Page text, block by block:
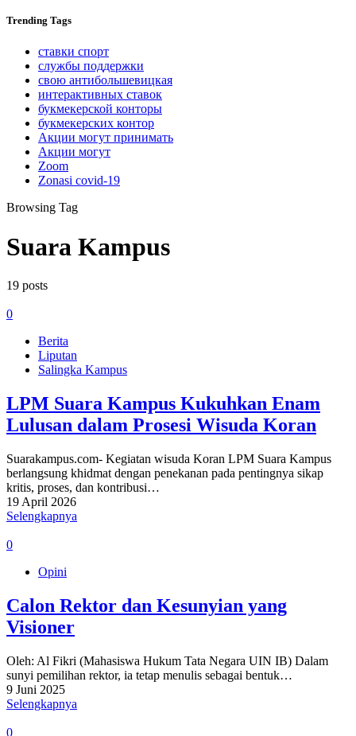
Trending Tags
ставки спорт
службы поддержки
свою антибольшевицкая
интерактивных ставок
букмекерской конторы
букмекерских контор
Акции могут принимать
Акции могут
Zoom
Zonasi covid-19
Browsing Tag
Suara Kampus
19 posts
0
Berita
Liputan
Salingka Kampus
LPM Suara Kampus Kukuhkan Enam
Lulusan dalam Prosesi Wisuda Koran
Suarakampus.com- Kegiatan wisuda Koran LPM Suara Kampus
berlangsung khidmat dengan penekanan pada pentingnya sikap
kritis, proses, dan kontribusi…
19 April 2026
Selengkapnya
0
Opini
Calon Rektor dan Kesunyian yang
Visioner
Oleh: Al Fikri (Mahasiswa Hukum Tata Negara UIN IB) Dalam
sunyi pemilihan rektor, ia tetap menulis sebagai bentuk…
9 Juni 2025
Selengkapnya
0